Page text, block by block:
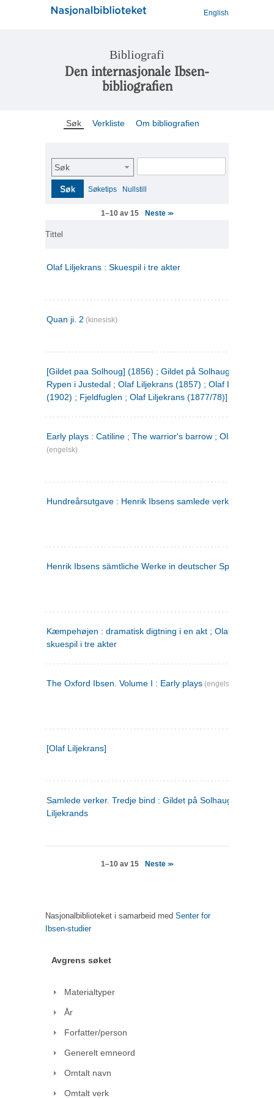
English
Bibliografi
Den internasjonale Ibsen-
bibliografien
Søk Verkliste Om bibliografien
Søk
Søk Søketips Nullstill
1–10 av 15 Neste>>
Tittel
Olaf Liljekrans : Skuespil i tre akter
Quan ji. 2 (kinesisk)
[Gildet paa Solhoug] (1856) ; Gildet på Solhaug (1883) ;
Rypen i Justedal ; Olaf Liljekrans (1857) ; Olaf Liljekrans
(1902) ; Fjeldfuglen ; Olaf Liljekrans (1877/78)]
Early plays : Catiline ; The warrior's barrow ; Olaf Liljekrans
(engelsk)
Hundreårsutgave : Henrik Ibsens samlede verker. 3
Henrik Ibsens sämtliche Werke in deutscher Sprache. 2
Kæmpehøjen : dramatisk digtning i en akt ; Olaf Liljekrans :
skuespil i tre akter
The Oxford Ibsen. Volume I : Early plays (engelsk)
[Olaf Liljekrans]
Samlede verker. Tredje bind : Gildet på Solhaug ; Olaf
Liljekrands
1–10 av 15 Neste>>
Nasjonalbiblioteket i samarbeid med Senter for
Ibsen-studier
Avgrens søket
Materialtyper
År
Forfatter/person
Generelt emneord
Omtalt navn
Omtalt verk